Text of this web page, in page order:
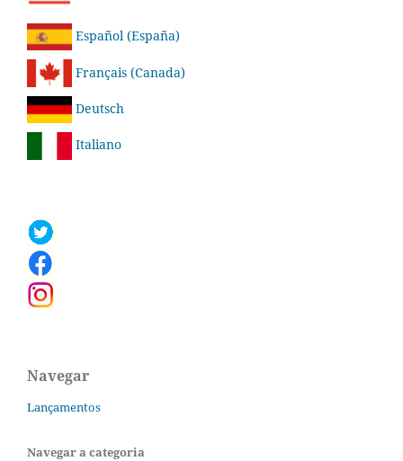
Español (España)
Français (Canada)
Deutsch
Italiano
Navegar
Lançamentos
Navegar a categoria